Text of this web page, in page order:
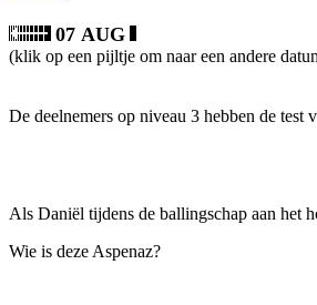
07 AUG
(klik op een pijltje om naar een andere
De deelnemers op niveau 3 hebben de test
Als Daniël tijdens de ballingschap aan het
Wie is deze Aspenaz?